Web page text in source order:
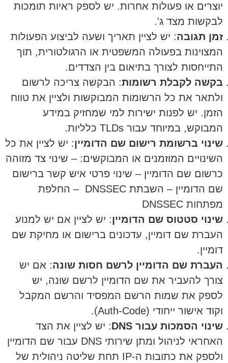
יוצרים או פעולות אחרות. יש לספק ראיות תומכות
לבקשות מצד ג'.
זמן תגובה: יש לציין תאריך ושעה לביצוע הפעולות
המצוינות בפעולה המשפטית או הרגולטורית, תוך
התייחסות לצורך בתיאום בין הצדדים.
בקשה לקבלת רשומות: הבקשה צריכה לרשום
ולתאר את כל הרשומות המבוקשות ולציין את טווח
הזמן. יש לפנות ישירות למי שמחזיק במידע
המבוקש, במיוחד עבור TLDs כלליות.
שינוי ברשומת רישום שם הדומיין: יש לציין את כל
השינויים המוזמנים או המבוקשים: – שינוי צד מזוהה
כרשום שם הדומיין – שינוי פרטי איש קשר ברישום
שם הדומיין – השבתת DNSSEC – החלפת
מפתחות DNSSEC
שינוי סטטוס שם הדומיין: יש לציין אם יש למנוע
העברת שם דומיין, עדכונים ברישום או מחיקת שם
דומיין.
העברת שם הדומיין לרשם חסות שונה: אם יש
צורך להעביר את שם הדומיין לרשם שונה, יש
לספק את שמות הרשם המפסיד והרשם המקבל
וקוד אישור ייחודי (Auth-Code).
שינוי הסמכות עבור DNS
: יש לציין את הצד
האחראי לניהול ומתן שירותי DNS עבור שם הדומיין
ולספק את כתובות ה-IP תחת שליטה ניהולית של